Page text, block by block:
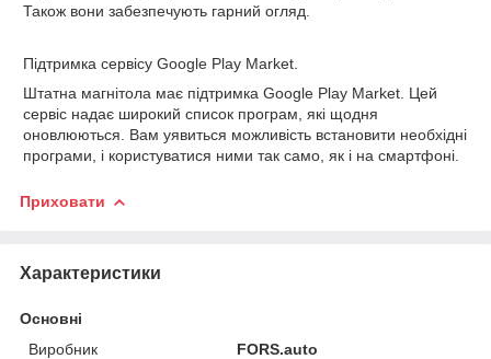
Також вони забезпечують гарний огляд.
Підтримка сервісу Google Play Market.
Штатна магнітола має підтримка Google Play Market. Цей
сервіс надає широкий список програм, які щодня
оновлюються. Вам уявиться можливість встановити необхідні
програми, і користуватися ними так само, як і на смартфоні.
Приховати
Характеристики
Основні
Виробник
FORS.auto